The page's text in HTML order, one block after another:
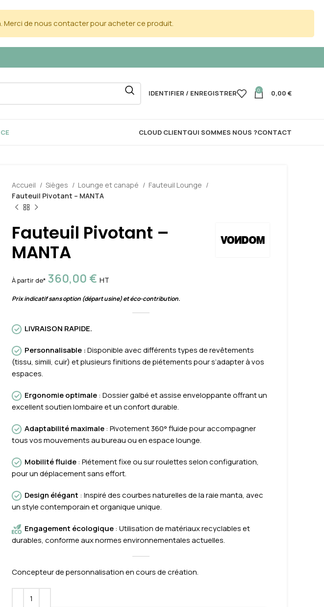
de nous contacter pour acheter ce produit.
IDENTIFIER / ENREGISTRER 0 0,00 €
CLOUD CLIENTQUI SOMMES NOUS ?CONTACT
Accueil Sièges Lounge et canapé
Fauteuil Lounge
Fauteuil Pivotant – MANTA
Fauteuil Pivotant –
MANTA
À partir de* 360,00 € HT
Prix indicatif sans option (départ usine) et éco-contribution.
LIVRAISON RAPIDE.
Personnalisable :Disponible avec différents types de revêtements
(tissu, simili, cuir) et plusieurs finitions de piétements pour s’adapter à vos
espaces.
Ergonomie optimale: Dossier galbé et assise enveloppante offrant un
excellent soutien lombaire et un confort durable.
Adaptabilité maximale: Pivotement 360° fluide pour accompagner
tous vos mouvements au bureau ou en espace lounge.
Mobilité fluide: Piétement fixe ou sur roulettes selon configuration,
pour un déplacement sans effort.
Design élégant : Inspiré des courbes naturelles de la raie manta, avec
un style contemporain et organique unique.
Engagement écologique: Utilisation de matériaux recyclables et
durables, conforme aux normes environnementales actuelles.
Concepteur de personnalisation en cours de création.